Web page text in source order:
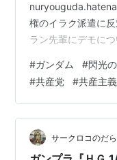
権のイラク派遣に
ラン先輩にデモに
撃的でしたが、今
思うんですよね。
ます。
(@silenceadmiral)
イ)を暇人なんだと
#ガンダム #閃光
#共産党 #共産主義
サークロコのだ